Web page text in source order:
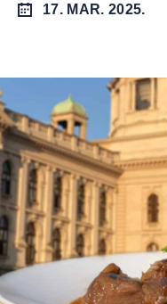
17. MAR. 2025.